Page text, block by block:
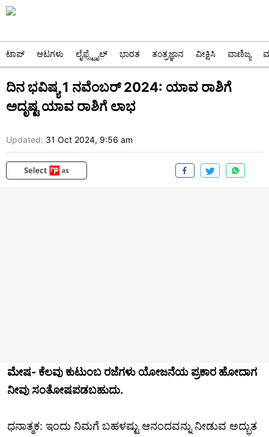
ಟಾಪ್ ಆಟಗಳು ಲೈಫ್ಸ್ಟೈಲ್ ಭಾರತ ತಂತ್ರಜ್ಞಾನ ವೀಕ್ಷಿಸಿ ವಾಣಿಜ್ಯ
ದಿನ ಭವಿಷ್ಯ 1 ನವೆಂಬರ್ 2024: ಯಾವ ರಾಶಿಗೆ
ಅದೃಷ್ಟ ಯಾವ ರಾಶಿಗೆ ಲಾಭ
Updated: 31 Oct 2024, 9:56 am
ಮೇಷ- ಕೆಲವು ಕುಟುಂಬ ರಜೆಗಳು ಯೋಜನೆಯ ಪ್ರಕಾರ ಹೋದಾಗ
ನೀವು ಸಂತೋಷಪಡಬಹುದು.
ಧನಾತ್ಮಕ: ಇಂದು ನಿಮಗೆ ಬಹಳಷ್ಟು ಆನಂದವನ್ನು ನೀಡುವ ಅದ್ಭುತ